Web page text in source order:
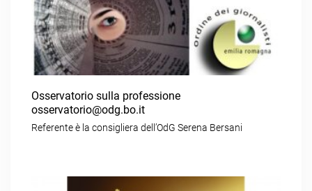
Osservatorio sulla professione
osservatorio@odg.bo.it
Referente è la consigliera dell’OdG Serena Bersani